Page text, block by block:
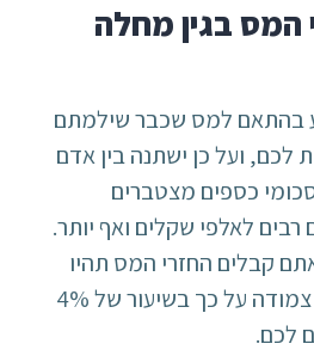
המס בגין מחלה
בהתאם למס שכבר שילמתם
לכם, ועל כן ישתנה בין אדם
כספים מצטברים
רבים לאלפי שקלים ואף יותר.
קבלים החזרי המס תהיו
זכאים לקבל גם ריבית צמודה על כך בשיעור של 4%
לכם.